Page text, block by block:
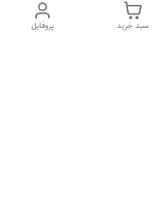
پروفایل سبد خرید